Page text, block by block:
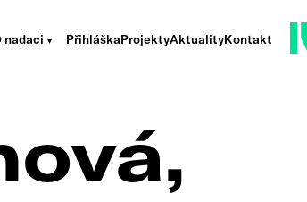
nadaci PřihláškaProjektyAktualityKontakt